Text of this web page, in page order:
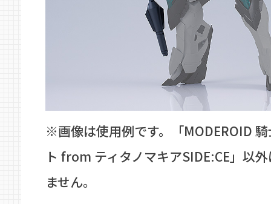
※画像は使用例です。「MODEROID
ト from ティタノマキアSIDE:CE」以
ません。